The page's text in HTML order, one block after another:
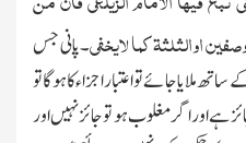
اوالثلثۃ کما لایخفی۔ پانی جس
ملایا جائے تو اعتبار اجزاء کا ہوگا تو
ہے اور اگر مغلوب ہو تو جائز نہیں اور